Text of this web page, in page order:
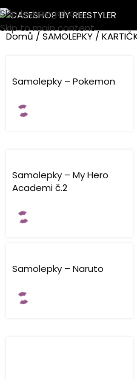
Skip to navigation
Skip to main content
Anime kartičky
Domů SAMOLEPKY
Samolepky – Pokemon
Samolepky – My Hero
Academi č.2
Samolepky – Naruto